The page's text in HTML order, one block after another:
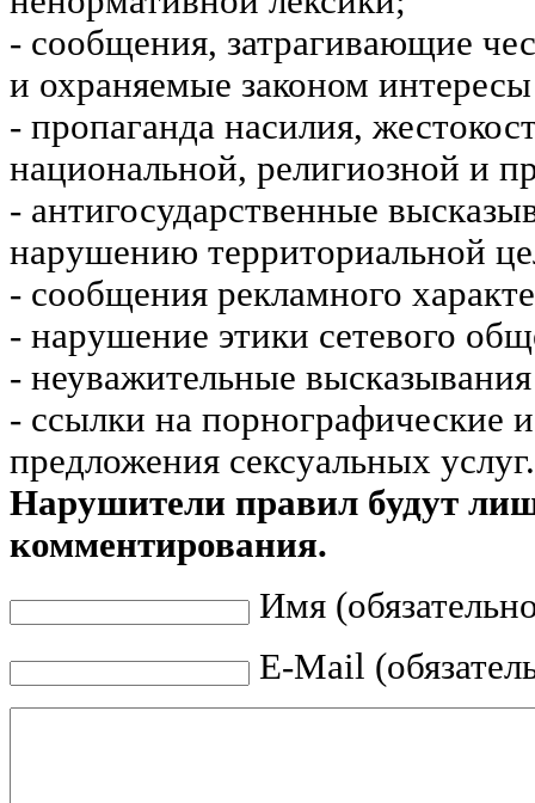
- сообщения, затрагивающие
и охраняемые законом
- пропаганда насилия,
национальной, религиозной и
- антигосударственные
нарушению территориальной
- сообщения рекламного
- нарушение этики сетевого
- неуважительные
- ссылки на порнографические
предложения сексуальных услуг.
Нарушители правил будут
комментирования.
Имя
E-Mail